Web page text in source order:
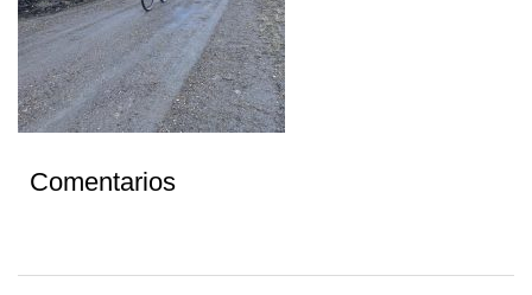
Comentarios